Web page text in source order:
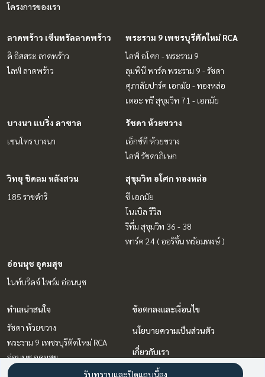
โครงการของเรา
ลาดพร้าว เซ็นทรัลลาดพร้าว
ดิ อิสสระ ลาดพร้าว
ไลฟ์ ลาดพร้าว
พระราม 9 เพชรบุรีตัดใหม่ RCA
ไลฟ์ อโศก - พระราม 9
ลุมพินี พาร์ค พระราม 9 - รัชดา
ศุภาลัยปาร์ค เอกมัย - ทองหล่อ
เดอะ ทรี สุขุมวิท 71 - เอกมัย
บางนา แบริ่ง ลาซาล
เซนโทร บางนา
รัชดา ห้วยขวาง
เอ็กซ์ที ห้วยขวาง
ไลฟ์ รัชดาภิเษก
วิทยุ ชิดลม หลังสวน
185 ราชดำริ
สุขุมวิท อโศก ทองหล่อ
ซี เอกมัย
โนเบิล รีวิล
ริทึ่ม สุขุมวิท 36 - 38
พาร์ค 24 ( ออริจิ้น พร้อมพงษ์ )
อ่อนนุช อุดมสุข
ไนท์บริดจ์ ไพร์ม อ่อนนุช
ทำเลน่าสนใจ
รัชดา ห้วยขวาง
พระราม 9 เพชรบุรีตัดใหม่ RCA
อ่อนนุช อุดมสุข
บางนา แบริ่ง ลาซาล
ข้อตกลงและเงื่อนไข
นโยบายความเป็นส่วนตัว
เกี่ยวกับเรา
วิธีการฝากขาย-เช่า
รับทราบและปิดแถบนี้ลง